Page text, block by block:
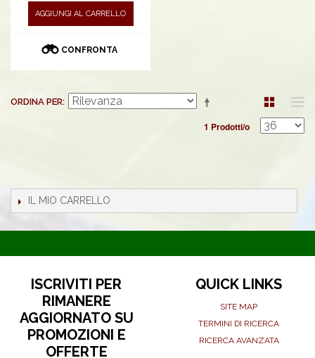
AGGIUNGI AL CARRELLO
CONFRONTA
ORDINA PER
1 Prodotti/o
IL MIO CARRELLO
ISCRIVITI PER
RIMANERE
AGGIORNATO SU
PROMOZIONI E
OFFERTE
QUICK LINKS
SITE MAP
TERMINI DI RICERCA
RICERCA AVANZATA